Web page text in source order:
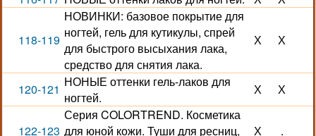
118-119
НОВИНКИ: базовое покрытие для
ногтей, гель для кутикулы, спрей
для быстрого высыхания лака,
средство для снятия лака.
Х Х
120-121 НОНЫЕ оттенки гель-лаков для
ногтей.
Х Х
122-123
Серия COLORTREND. Косметика
для юной кожи. Туши для ресниц,
Х .